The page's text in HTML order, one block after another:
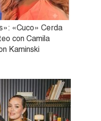
«Cuco» Cerda
con Camila
Kaminski